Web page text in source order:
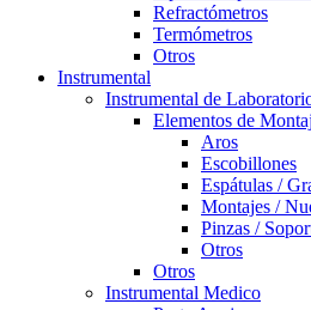
Refractómetros
Termómetros
Otros
Instrumental
Instrumental de
Elementos de
Aros
Escobillones
Espátulas /
Montajes /
Pinzas /
Otros
Otros
Instrumental Medico